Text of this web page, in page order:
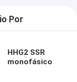
Por
HHG2 SSR
monofásico